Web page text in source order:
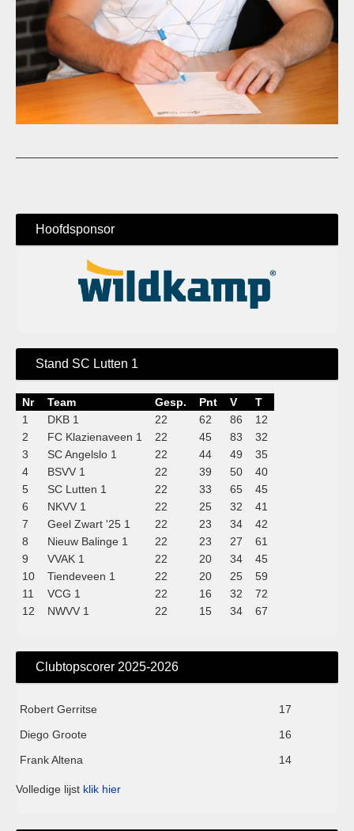
Hoofdsponsor
Stand SC Lutten 1
Nr Team Gesp. Pnt V
T
1
DKB 1 22 62 86
12
2
FC Klazienaveen 1 22 45 83
32
3
SC Angelslo 1 22 44 49
35
4
BSVV 1 22 39 50
40
5
SC Lutten 1 22 33 65
45
6
NKVV 1 22 25 32
41
7
Geel Zwart '25 1 22 23 34
42
8
Nieuw Balinge 1 22 23 27
61
9
VVAK 1 22 20 34
45
10
Tiendeveen 1 22 20 25
59
11
VCG 1 22 16 32
72
12
NWVV 1 22 15 34 67
Clubtopscorer 2025-2026
Robert Gerritse
17
Diego Groote
16
Frank Altena
14
Volledige lijst klik hier